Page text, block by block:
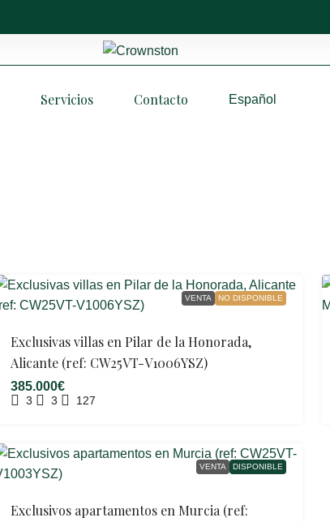
Servicios Contacto Español
VENTA NO DISPONIBLE
Exclusivas villas en Pilar de la Honorada,
Alicante (ref: CW25VT-V1006YSZ)
385.000€
3 3 127
VENTA DISPONIBLE
Exclusivos apartamentos en Murcia (ref: